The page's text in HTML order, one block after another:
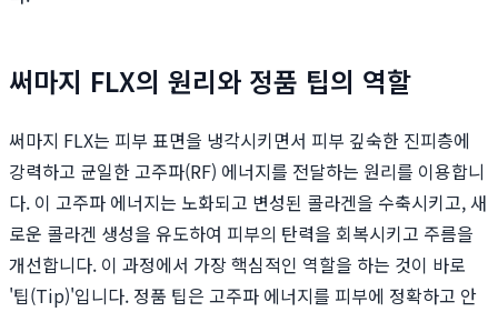
써마지 FLX의 원리와 정품 팁의 역할
써마지 FLX는 피부 표면을 냉각시키면서 피부 깊숙한 진피층에
강력하고 균일한 고주파(RF) 에너지를 전달하는 원리를 이용합니
다. 이 고주파 에너지는 노화되고 변성된 콜라겐을 수축시키고, 새
로운 콜라겐 생성을 유도하여 피부의 탄력을 회복시키고 주름을
개선합니다. 이 과정에서 가장 핵심적인 역할을 하는 것이 바로
'팁(Tip)'입니다. 정품 팁은 고주파 에너지를 피부에 정확하고 안